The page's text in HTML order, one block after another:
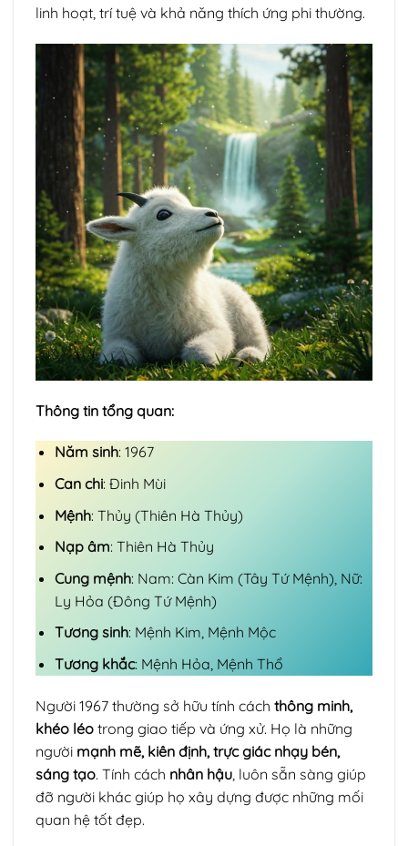
linh hoạt, trí tuệ và khả năng thích ứng phi thường.
Thông tin tổng quan:
Năm sinh: 1967
Can chi: Đinh Mùi
Mệnh: Thủy (Thiên Hà Thủy)
Nạp âm: Thiên Hà Thủy
Cung mệnh: Nam: Càn Kim (Tây Tứ Mệnh), Nữ:
Ly Hỏa (Đông Tứ Mệnh)
Tương sinh: Mệnh Kim, Mệnh Mộc
Tương khắc: Mệnh Hỏa, Mệnh Thổ
Người 1967 thường sở hữu tính cách thông minh,
khéo léo trong giao tiếp và ứng xử. Họ là những
người mạnh mẽ, kiên định, trực giác nhạy bén,
sáng tạo. Tính cách nhân hậu , luôn sẵn sàng giúp
đỡ người khác giúp họ xây dựng được những mối
quan hệ tốt đẹp.